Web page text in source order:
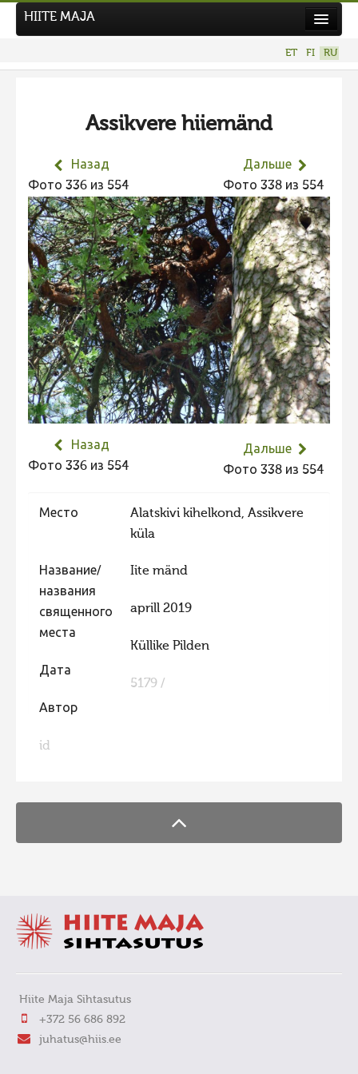
Hiite kuvavõistlus 2026
Фотоконкурс 2025
Не учитываются 2025
Видео 2025
Фотоконкурс 2024
Не учитываются 2024
Видео 2024
Фотоконкурс 2023
Не учитываются 2023
Видео 2023
Не учитываются 2022
Фотоконкурс 2021
Фотоконкурс 2020
Видео 2020
Фотоконкурс 2017
Фотоконкурс 2016
Фотоконкурс 2008
HIITE MAJA
ET FI RU
Assikvere hiiemänd
Назад
Фото 336 из 554
Дальше
Фото 338 из 554
Назад
Фото 336 из 554
Дальше
Фото 338 из 554
Место
Alatskivi kihelkond, Assikvere
küla
Название/
названия
священного
места
Iite mänd
Дата
aprill 2019
Автор
Küllike Pilden
id
5179 /
Hiite Maja Sihtasutus
+372 56 686 892
juhatus@hiis.ee